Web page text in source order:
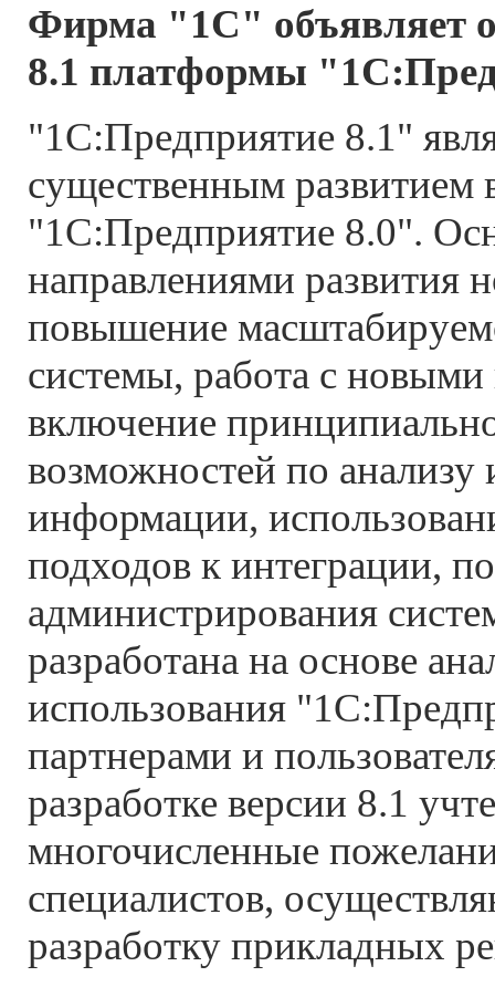
Фирма "1С" объявляет
8.1 платформы
"1С:Предприятие 8.1"
существенным развитием
"1С:Предприятие 8.0".
направлениями развития
повышение
системы, работа с
включение
возможностей по анализу
информации,
подходов к интеграции,
администрирования
разработана на основе
использования
партнерами и
разработке версии 8.1
многочисленные
специалистов,
разработку прикладных